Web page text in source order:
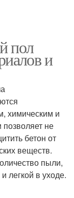
пол
и
химическим и
не
бетон от
веществ.
пыли,
легкой в уходе.